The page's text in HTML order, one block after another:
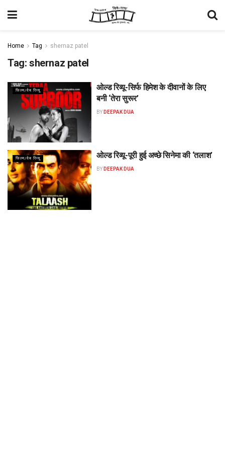
Home Tag shernaz patel
Tag: shernaz patel
फिल्म/वेब रिव्यू
ओल्ड रिव्यू-सिर्फ हिमेश के दीवानों के लिए
बनी ‘तेरा सुरूर’
BY DEEPAK DUA
फिल्म/वेब रिव्यू ओल्ड रिव्यू-पूरी हुई अच्छे सिनेमा की ‘तलाश’
BY DEEPAK DUA